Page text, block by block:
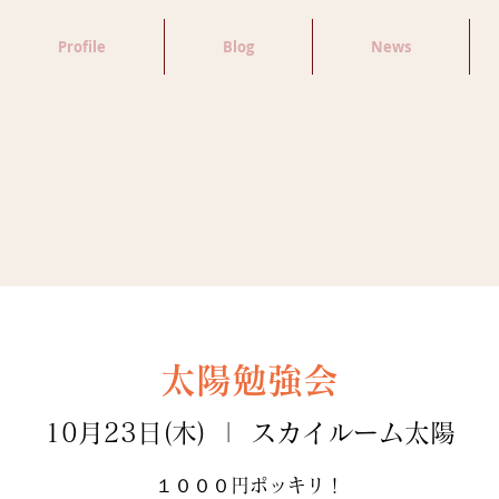
Profile Blog News
太陽勉強会
10月23日(木) スカイルーム太陽
１０００円ポッキリ！